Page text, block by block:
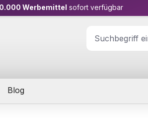
Werbemittel sofort verfügbar
Blog